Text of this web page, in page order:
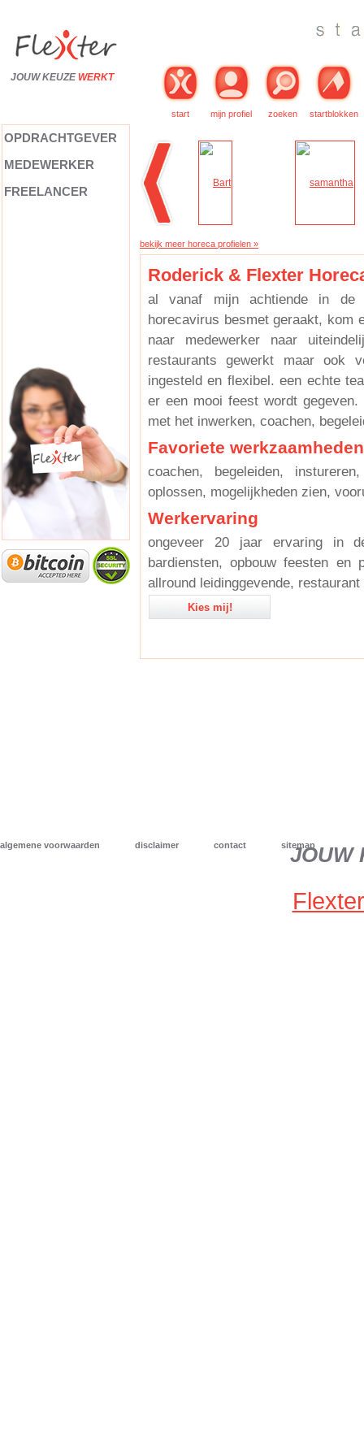
JOUW KEUZE WERKT
start mijn profiel zoeken startblokken
OPDRACHTGEVER
MEDEWERKER
FREELANCER
bekijk meer horeca profielen »
Roderick & Flexter
al vanaf mijn achtiende in de
horecavirus besmet geraakt, kom
naar medewerker naar
restaurants gewerkt maar ook
ingesteld en flexibel. een echte
er een mooi feest wordt
met het inwerken, coachen,
Favoriete werkzaamheden
coachen, begeleiden,
oplossen, mogelijkheden zien,
Werkervaring
ongeveer 20 jaar ervaring in
bardiensten, opbouw feesten en
allround leidinggevende,
Kies mij!
algemene voorwaarden disclaimer contact sitemap
JOUW